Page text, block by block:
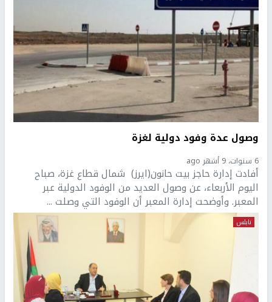
وصول عدة وفود دولية لغزة
6 سنوات، 9 أشهر ago
أفادت إدارة حاجز بيت حانون(ايرز) شمال قطاع غزة، صباح
اليوم الأربعاء، عن وصول العديد من الوفود الدولية عبر
المعبر. وأوضحت إدارة المعبر أن الوفود التي وصلت ...
نابلس